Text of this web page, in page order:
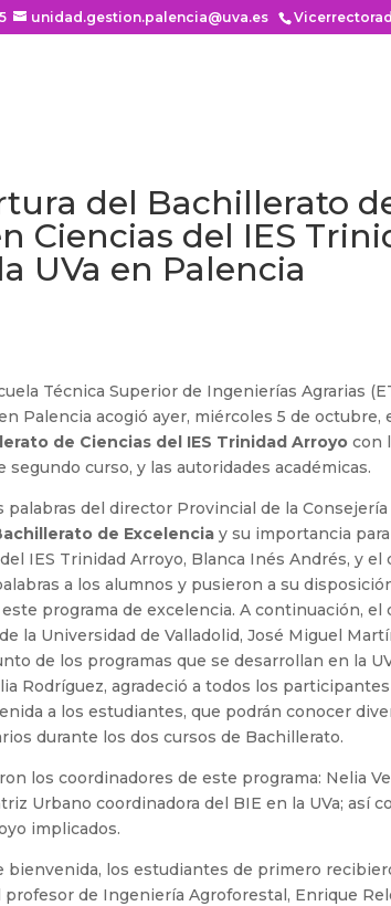
unidad.gestion.palencia@uva.es
del Bachillerato
Ciencias del IES
UVa en Palencia
Técnica Superior de Ingenierías Agrarias
Palencia acogió ayer, miércoles 5 de octubre,
de Ciencias del IES Trinidad Arroyo con
segundo curso, y las autoridades académicas.
palabras del director Provincial de la
de Excelencia y su importancia
IES Trinidad Arroyo, Blanca Inés Andrés, y el
a los alumnos y pusieron a su
programa de excelencia. A continuación,
la Universidad de Valladolid, José Miguel
de los programas que se desarrollan en la
Rodríguez, agradeció a todos los
a los estudiantes, que podrán conocer
durante los dos cursos de Bachillerato.
los coordinadores de este programa: Nelia
Urbano coordinadora del BIE en la UVa; así
implicados.
bienvenida, los estudiantes de primero
de Ingeniería Agroforestal, Enrique